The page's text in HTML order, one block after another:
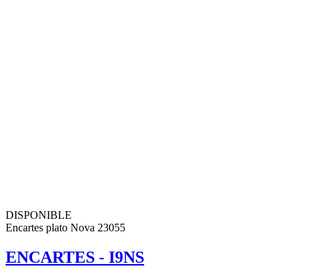
DISPONIBLE
Encartes plato Nova 23055
ENCARTES - I9NS